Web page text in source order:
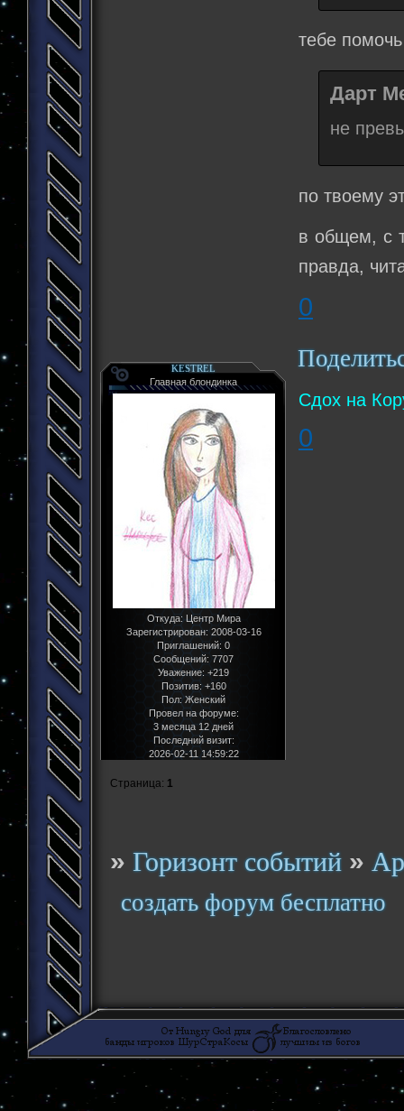
тебе
Дарт
не
по твоему
в общем, с
правда,
0
KESTREL
Главная блондинка
Откуда: Центр Мира
Зарегистрирован: 2008-03-16
Приглашений: 0
Сообщений: 7707
Уважение: +219
Позитив: +160
Пол:Женский
Провел на форуме:
3 месяца 12 дней
Последний визит:
2026-02-11 14:59:22
Сдох на
0
Страница: 1
»Горизонт событий »
создать форум бесплатно